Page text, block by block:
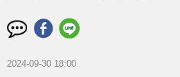
2024-09-30 18:00